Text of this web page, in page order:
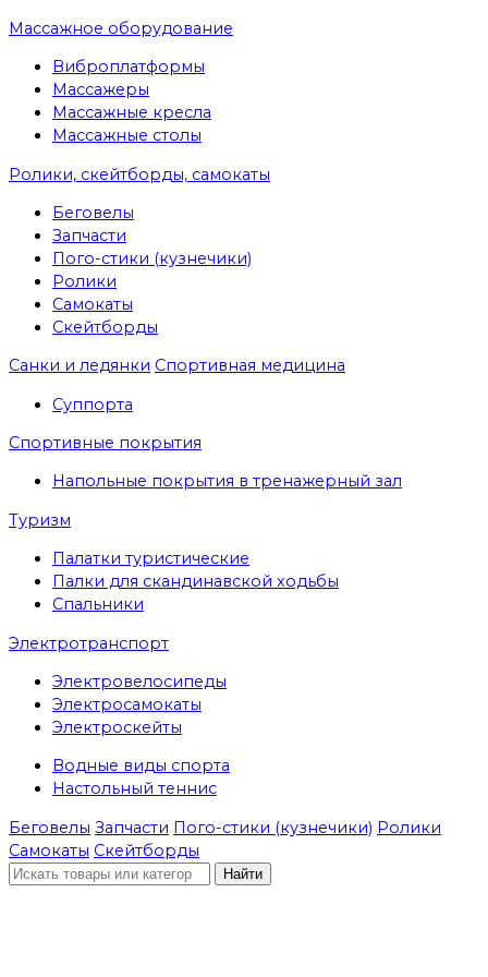
Массажное оборудование
Виброплатформы
Массажеры
Массажные кресла
Массажные столы
Ролики, скейтборды, самокаты
Беговелы
Запчасти
Пого-стики (кузнечики)
Ролики
Самокаты
Скейтборды
Санки и ледянки Спортивная медицина
Суппорта
Спортивные покрытия
Напольные покрытия в тренажерный зал
Туризм
Палатки туристические
Палки для скандинавской ходьбы
Спальники
Электротранспорт
Электровелосипеды
Электросамокаты
Электроскейты
Водные виды спорта
Настольный теннис
Беговелы Запчасти Пого-стики (кузнечики) Ролики
Самокаты Скейтборды
Найти